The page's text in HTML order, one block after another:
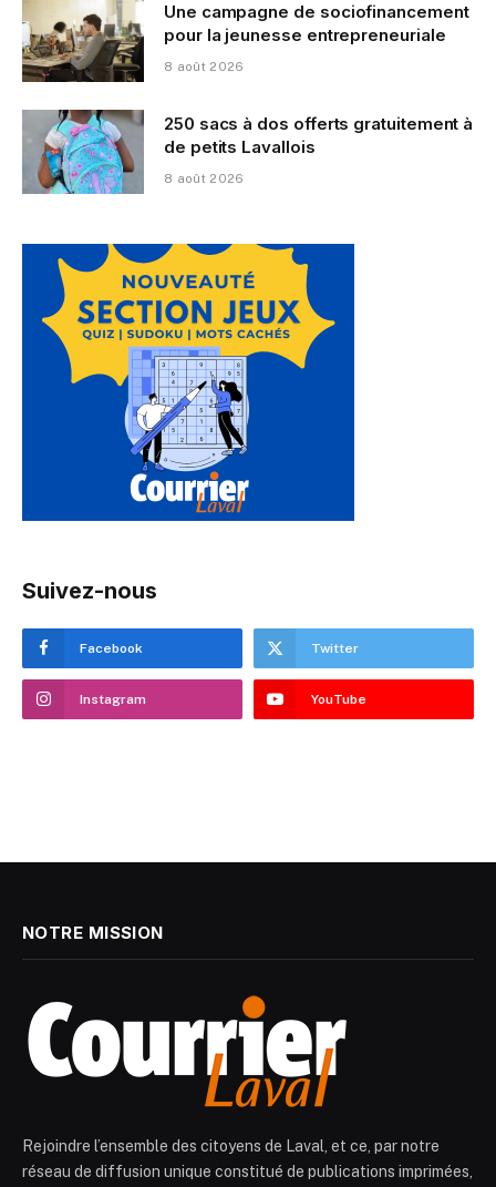
Une campagne de sociofinancement
pour la jeunesse entrepreneuriale
8 août 2026
250 sacs à dos offerts gratuitement à
de petits Lavallois
8 août 2026
Suivez-nous
Facebook Twitter
Instagram YouTube
NOTRE MISSION
Rejoindre l’ensemble des citoyens de Laval, et ce, par notre
réseau de diffusion unique constitué de publications imprimées,